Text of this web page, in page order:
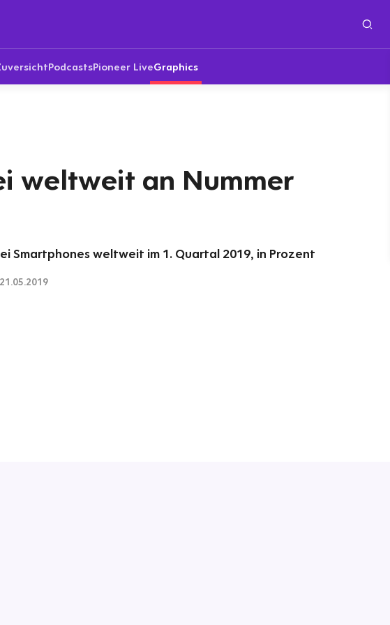
PodcastsPioneer LiveGraphics
weltweit an Nummer
Smartphones weltweit im 1. Quartal 2019, in Prozent